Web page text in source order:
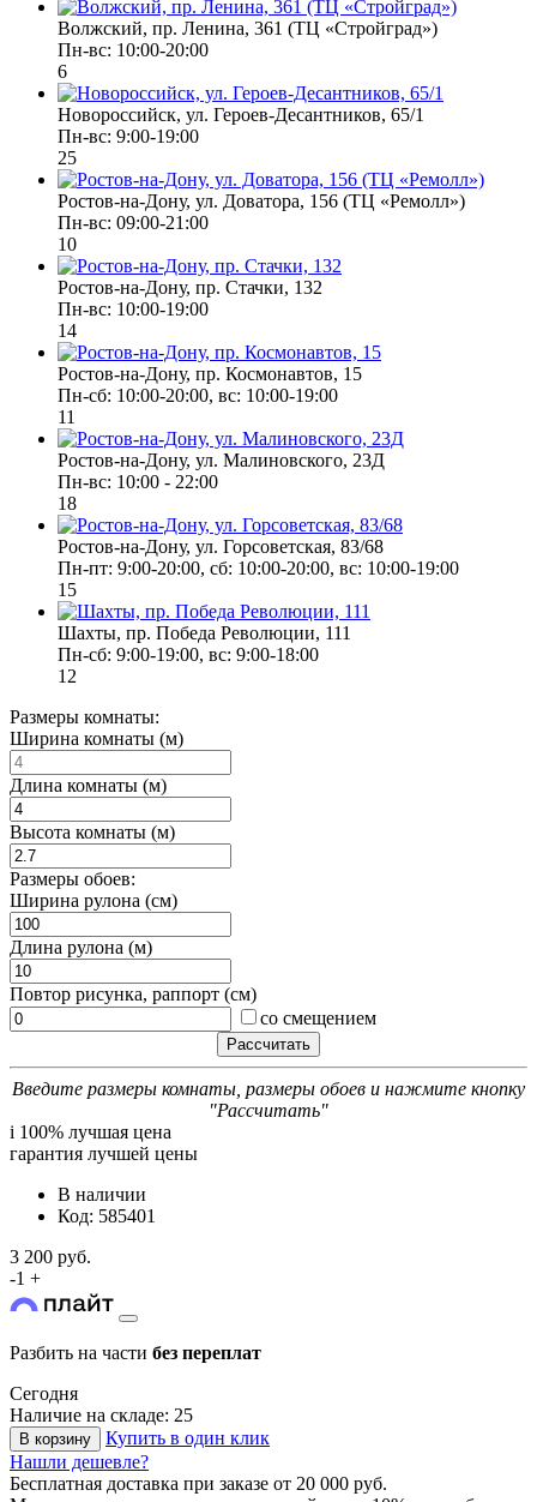
Волжский, пр. Ленина, 361 (ТЦ «Стройград»)
Пн-вс: 10:00-20:00
6
Новороссийск, ул. Героев-Десантников, 65/1
Пн-вс: 9:00-19:00
25
Ростов-на-Дону, ул. Доватора, 156 (ТЦ «Ремолл»)
Пн-вс: 09:00-21:00
10
Ростов-на-Дону, пр. Стачки, 132
Пн-вс: 10:00-19:00
14
Ростов-на-Дону, пр. Космонавтов, 15
Пн-сб: 10:00-20:00, вс: 10:00-19:00
11
Ростов-на-Дону, ул. Малиновского, 23Д
Пн-вс: 10:00 - 22:00
18
Ростов-на-Дону, ул. Горсоветская, 83/68
Пн-пт: 9:00-20:00, сб: 10:00-20:00, вс: 10:00-19:00
15
Шахты, пр. Победа Революции, 111
Пн-сб: 9:00-19:00, вс: 9:00-18:00
12
Размеры комнаты:
Ширина комнаты (м)
Длина комнаты (м)
Высота комнаты (м)
Размеры обоев:
Ширина рулона (см)
Длина рулона (м)
Повтор рисунка, раппорт (см)
со смещением
Введите размеры комнаты, размеры обоев и нажмите кнопку
"Рассчитать"
i 100% лучшая цена
гарантия лучшей цены
В наличии
Код: 585401
3 200 руб.
-1 +
Разбить на части без переплат
Сегодня
Наличие на складе: 25
В корзину
Купить в один клик
Нашли дешевле?
Бесплатная доставка при заказе от 20 000 руб.